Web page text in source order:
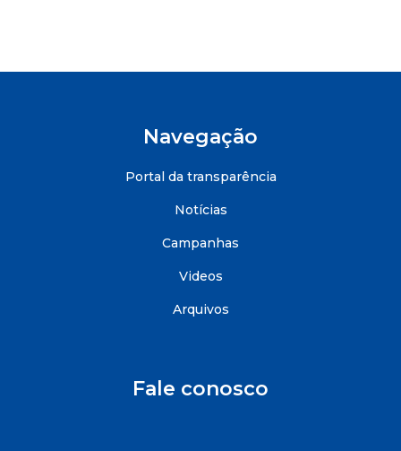
Navegação
Portal da transparência
Notícias
Campanhas
Videos
Arquivos
Fale conosco